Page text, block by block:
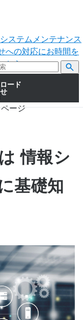
ステムメンテナンス
への対応にお時間を
ちら。
ード
ージ
情報シ
基礎知